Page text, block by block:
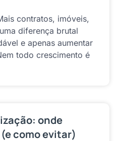
contratos, imóveis,
diferença brutal
e apenas aumentar
todo crescimento é
onde
como evitar)